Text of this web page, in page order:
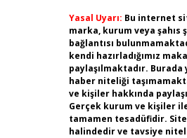
Yasal Uyarı: Bu internet
marka, kurum veya
bağlantısı
kendi hazırladığımız
paylaşılmaktadır.
haber niteliği
ve kişiler hakkında
Gerçek kurum ve kişiler
tamamen tesadüfidir.
halindedir ve tavsiye